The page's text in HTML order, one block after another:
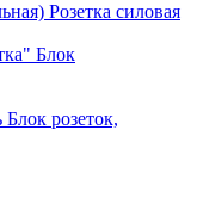
Розетка силовая
Блок
Блок розеток,